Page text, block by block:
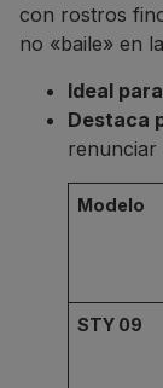
con rostros
no «baile» en
Ideal
Destaca
renunciar
Modelo
STY 09